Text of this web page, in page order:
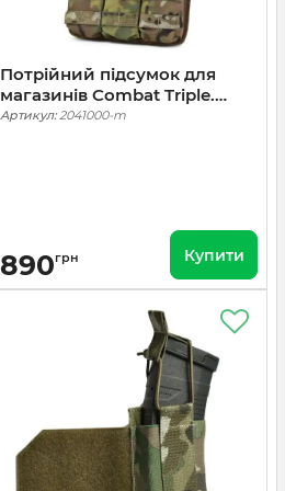
Потрійний підсумок для
магазинів Combat Triple.
Cordura 1000. Мультикам
Артикул:2041000-m
890грн Купити